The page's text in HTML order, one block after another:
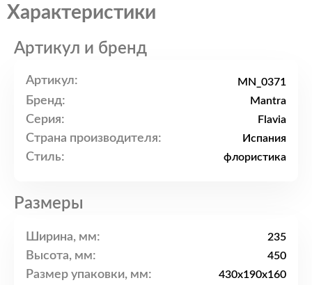
Характеристики
Артикул и бренд
Артикул: MN_0371
Бренд: Mantra
Серия: Flavia
Страна производителя: Испания
Стиль: флористика
Размеры
Ширина, мм: 235
Высота, мм: 450
Размер упаковки, мм: 430x190x160